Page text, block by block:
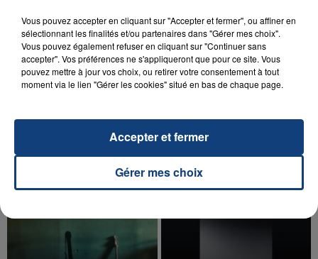
20 juillet 2026
UNE ADOLESCENTE DEVANT SE FAIRE
OPÉRER DE LA CHEVILLE RESSORT DE LA...
reconnu sa responsabilité et présenté ses
TITRES DIFFUSÉS
7h03
7h03 6h59
6h59
Vous pouvez accepter en cliquant sur "Accepter et fermer", ou affiner en
sélectionnant les finalités et/ou partenaires dans "Gérer mes choix".
Vous pouvez également refuser en cliquant sur "Continuer sans
accepter". Vos préférences ne s'appliqueront que pour ce site. Vous
pouvez mettre à jour vos choix, ou retirer votre consentement à tout
moment via le lien "Gérer les cookies" situé en bas de chaque page.
Gérer mes choix
Accepter et fermer